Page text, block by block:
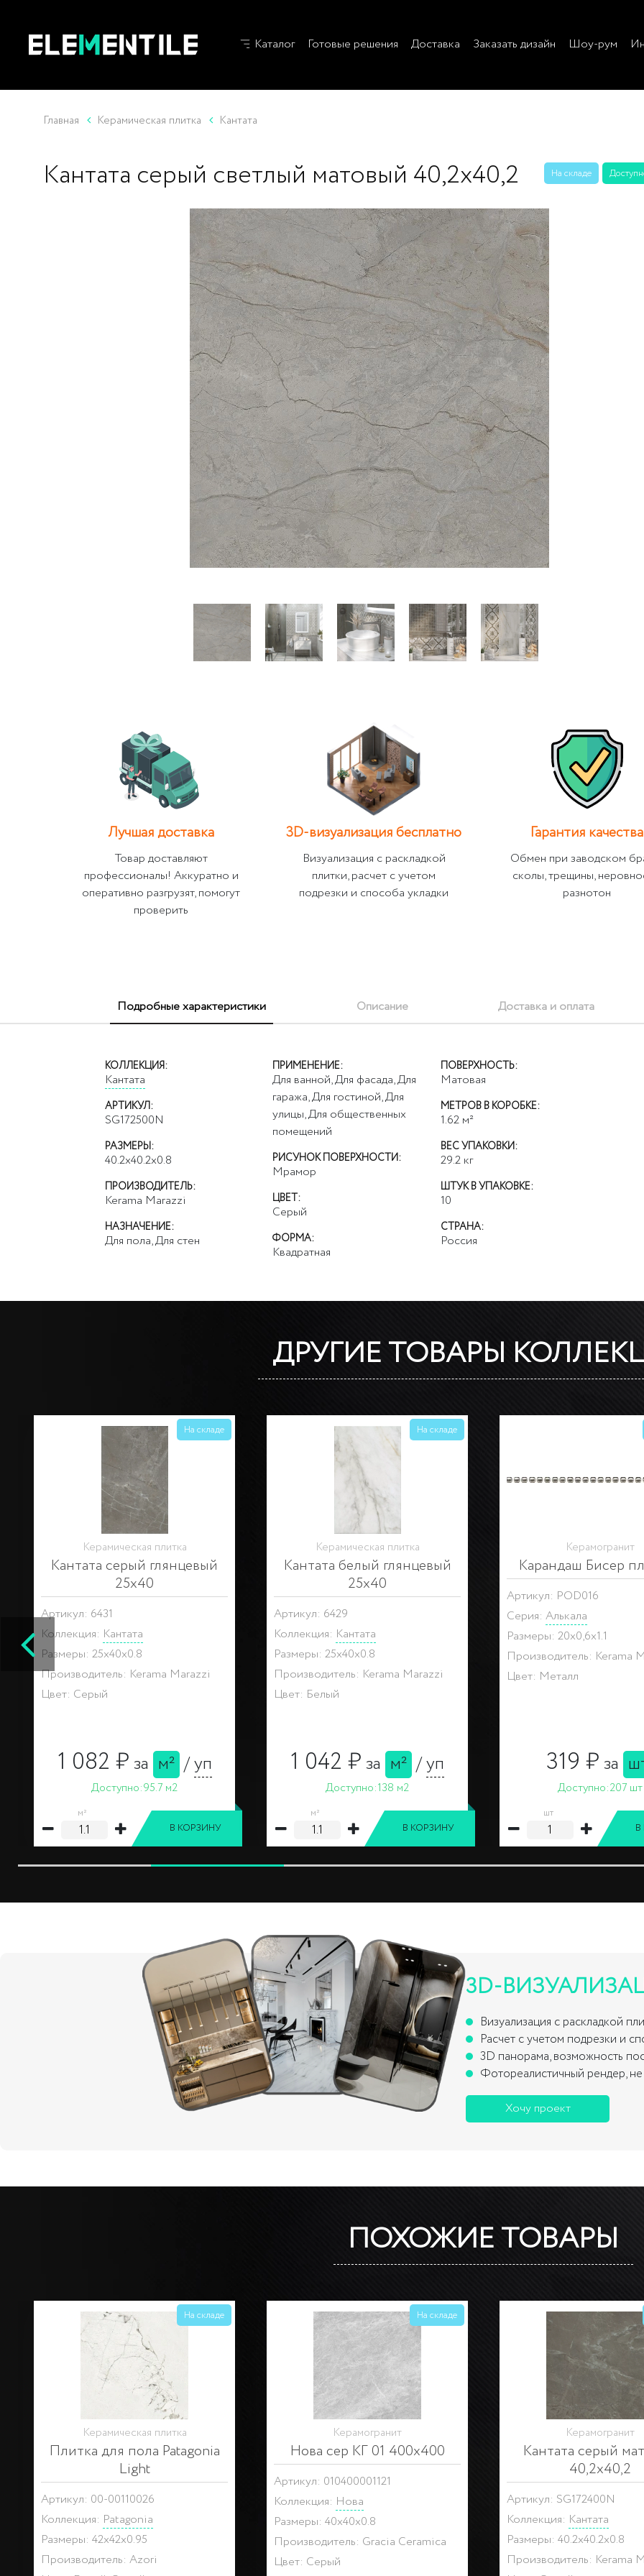
Каталог Готовые решения Доставка Заказать дизайн Шоу-рум
Главная Керамическая плитка Кантата
Кантата серый светлый матовый 40,2х40,2 На складе
Лучшая доставка
Товар доставляют
профессионалы! Аккуратно и
оперативно разгрузят, помогут
проверить
3D-визуализация бесплатно
Визуализация с раскладкой
плитки, расчет с учетом
подрезки и способа укладки
Гарантия качества
Обмен при заводском
сколы, трещины,
разнотон
Подробные характеристики Описание Доставка и оплата
КОЛЛЕКЦИЯ:
Кантата
АРТИКУЛ:
SG172500N
РАЗМЕРЫ:
40.2x40.2x0.8
ПРОИЗВОДИТЕЛЬ:
Kerama Marazzi
НАЗНАЧЕНИЕ:
Для пола, Для стен
ПРИМЕНЕНИЕ:
Для ванной, Для фасада, Для
гаража, Для гостиной, Для
улицы, Для общественных
помещений
РИСУНОК ПОВЕРХНОСТИ:
Мрамор
ЦВЕТ:
Серый
ФОРМА:
Квадратная
ПОВЕРХНОСТЬ:
Матовая
МЕТРОВ В КОРОБКЕ:
1.62 м²
ВЕС УПАКОВКИ:
29.2 кг
ШТУК В УПАКОВКЕ:
10
СТРАНА:
Россия
ДРУГИЕ ТОВАРЫ
На складе
Керамическая плитка
Карандаш платина
глянцевый 25х2
Артикул: 12
Серия:Бордюр-карандаш
Размеры: 25x2x1.2
Производитель: Kerama Marazzi
Цвет: Металл
297 ₽за шт
Доступно:47 шт
шт
В КОРЗИНУ
На складе
Керамогранит
Карандаш Бисер
прозрачный люстр
Артикул: POD002
Коллекция: Чудо-озеро
Размеры: 20x0,6x1.1
Производитель: Kerama Marazzi
Цвет: Белый
170 ₽за шт
Доступно:265 шт
шт
В КОРЗИНУ
Керамогранит
Вставка Кантата
7,7х7,7
Артикул:
Коллекция:Кантата
Размеры: 7.7x7.7x0.8
Производитель: Kerama
138 ₽за
Доступно:59 шт
шт
3D-
Визуализация с раскладкой
Расчет с учетом подрезки и
3D панорама, возможность
Фотореалистичный рендер, не
Хочу проект
ПОХОЖИЕ ТОВАРЫ
На складе
Керамическая плитка
Плитка для пола Patagonia
Light
Артикул: 00-00110026
Коллекция: Patagonia
Размеры: 42x42x0.95
Производитель: Azori
На складе
Керамогранит
Нова сер КГ 01 400х400
Артикул: 010400001121
Коллекция: Нова
Размеры: 40x40x0.8
Производитель: Gracia Ceramica
Цвет: Серый
Керамогранит
Кантата серый
40,2х40,2
Артикул: SG172400N
Коллекция: Кантата
Размеры: 40.2x40.2x0.8
Производитель: Kerama